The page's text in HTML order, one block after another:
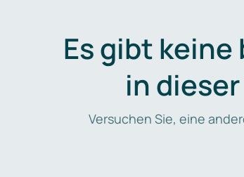
Es gibt
in
Versuchen Sie, eine